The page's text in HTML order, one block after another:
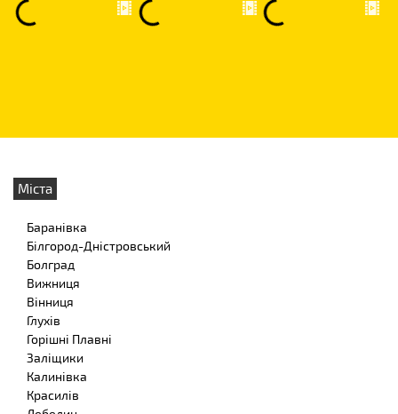
Міста
Баранівка
Білгород-Дністровський
Болград
Вижниця
Вінниця
Глухів
Горішні Плавні
Заліщики
Калинівка
Красилів